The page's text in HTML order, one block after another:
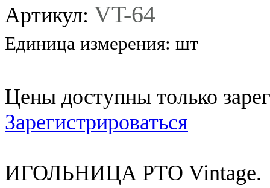
Артикул: VT-64
Единица измерения: шт
Цены доступны только
Зарегистрироваться
ИГОЛЬНИЦА РТО Vintage.